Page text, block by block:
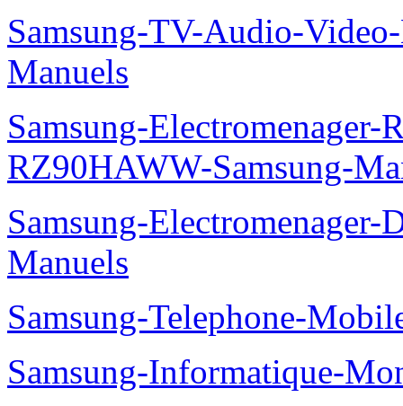
Samsung-TV-Audio-
Manuels
Samsung-Electromenager-
RZ90HAWW-Samsung-
Samsung-
Manuels
Samsung-Telephone-
Samsung-Informatique-